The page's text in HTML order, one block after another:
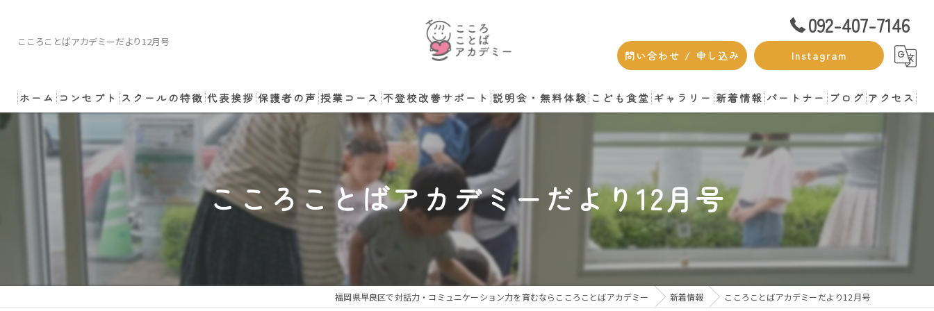
こころことばアカデミーだより12月号
092-407-7146
問い合わせ / 申し込み Instagram
ホーム コンセプト スクールの特徴
小学生
中学生
非認知能力
コーチング
代表挨拶
講師のご依頼・ご相談
保護者の声 授業コース 不登校改善サポート 説明会・無料体験 こども食堂 ギャラリー 新着情報 パートナー ブログ アクセス
こころことばアカデミーだより12月号
福岡県早良区で対話力・コミュニケーション力を育むならこころことばアカデミー 新着情報 こころことばアカデミーだより12月号